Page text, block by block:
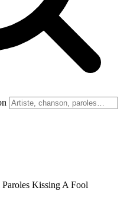
Paroles Kissing A Fool